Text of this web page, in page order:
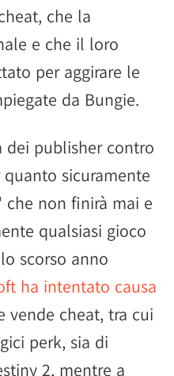
che la
e che il loro
per aggirare le
da Bungie.
dei publisher contro
sicuramente
non finirà mai e
qualsiasi gioco
scorso anno
ha intentato causa
vende cheat, tra cui
perk, sia di
2, mentre a